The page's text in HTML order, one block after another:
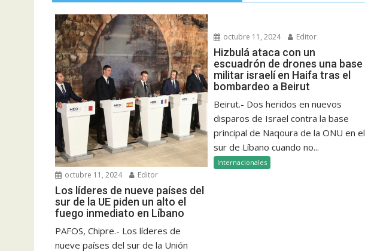
octubre 11, 2024 Editor
Los líderes de nueve países del
sur de la UE piden un alto el
fuego inmediato en Líbano
PAFOS, Chipre.- Los líderes de
nueve países del sur de la Unión
octubre 11, 2024 Editor
Hizbulá ataca con un
escuadrón de drones una base
militar israelí en Haifa tras el
bombardeo a Beirut
Beirut.- Dos heridos en nuevos
disparos de Israel contra la base
principal de Naqoura de la ONU en el
sur de Líbano cuando no...
Internacionales